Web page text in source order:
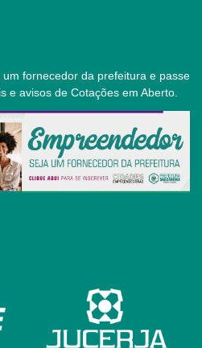
fornecedor da prefeitura e passe
e avisos de Cotações em Aberto.